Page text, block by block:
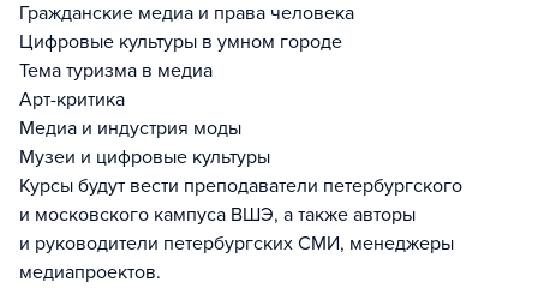
Гражданские медиа и права человека
Цифровые культуры в умном городе
Тема туризма в медиа
Арт-критика
Медиа и индустрия моды
Музеи и цифровые культуры
Курсы будут вести преподаватели петербургского
и московского кампуса ВШЭ, а также авторы
и руководители петербургских СМИ, менеджеры
медиапроектов.